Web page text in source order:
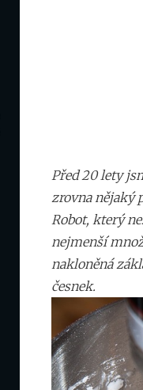
Před 20 lety
zrovna nějaký
Robot, který
nejmenší
nakloněná
česnek.